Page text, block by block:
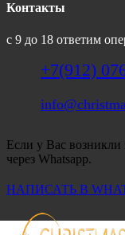
Контакты
с 9 до 18 ответим
+7(912)
Если у Вас возникли
через Whatsapp.
НАПИСАТЬ В